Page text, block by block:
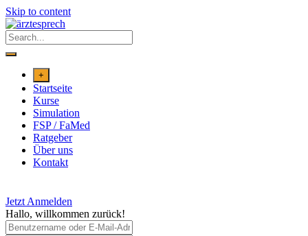
Skip to content
+
Startseite
Kurse
Simulation
FSP / FaMed
Ratgeber
Über uns
Kontakt
Jetzt Anmelden
Hallo, willkommen zurück!